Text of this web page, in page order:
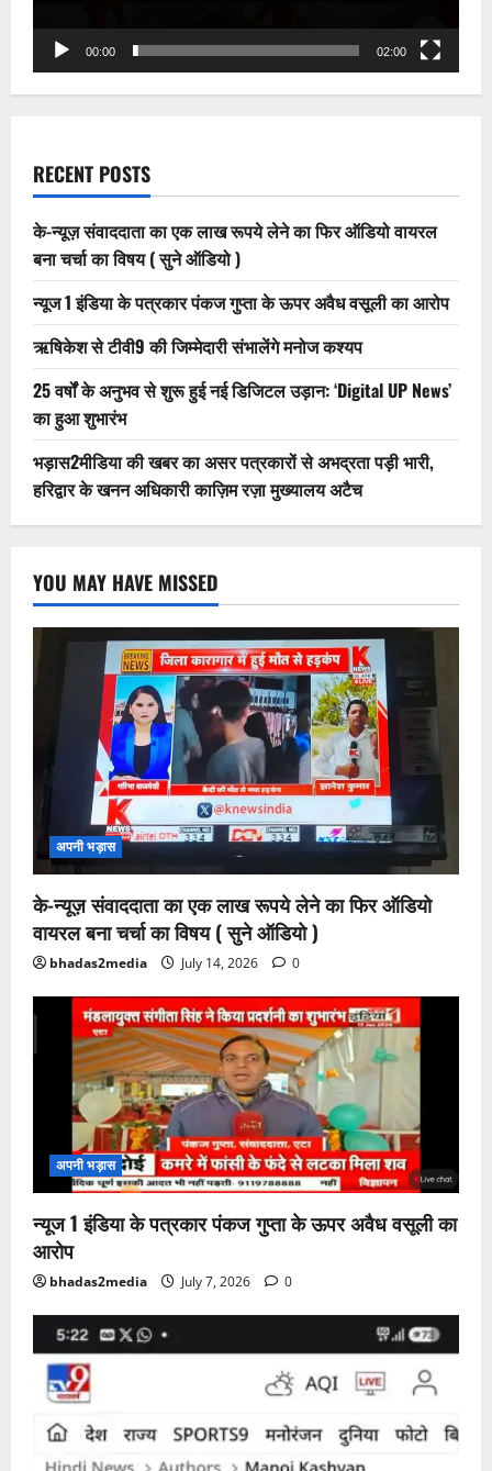
00:00 02:00
RECENT POSTS
के-न्यूज़ संवाददाता का एक लाख रूपये लेने का फिर ऑडियो वायरल
बना चर्चा का विषय ( सुने ऑडियो )
न्यूज 1 इंडिया के पत्रकार पंकज गुप्ता के ऊपर अवैध वसूली का आरोप
ऋषिकेश से टीवी9 की जिम्मेदारी संभालेंगे मनोज कश्यप
25 वर्षों के अनुभव से शुरू हुई नई डिजिटल उड़ान: ‘Digital UP News’
का हुआ शुभारंभ
भड़ास2मीडिया की खबर का असर पत्रकारों से अभद्रता पड़ी भारी,
हरिद्वार के खनन अधिकारी काज़िम रज़ा मुख्यालय अटैच
YOU MAY HAVE MISSED
अपनी भड़ास
के-न्यूज़ संवाददाता का एक लाख रूपये लेने का फिर ऑडियो
वायरल बना चर्चा का विषय ( सुने ऑडियो )
bhadas2media July 14, 2026 0
अपनी भड़ास
न्यूज 1 इंडिया के पत्रकार पंकज गुप्ता के ऊपर अवैध वसूली का
आरोप
bhadas2media July 7, 2026 0